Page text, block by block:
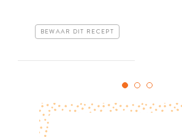
BEWAAR DIT RECEPT